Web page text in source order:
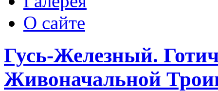
О сайте
Гусь-Железный.
Живоначальной